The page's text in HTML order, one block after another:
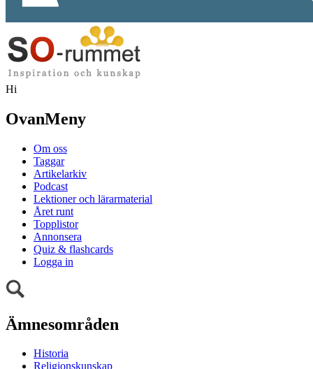
Hi
OvanMeny
Om oss
Taggar
Artikelarkiv
Podcast
Lektioner och lärarmaterial
Året runt
Topplistor
Annonsera
Quiz & flashcards
Logga in
Ämnesområden
Historia
Religionskunskap